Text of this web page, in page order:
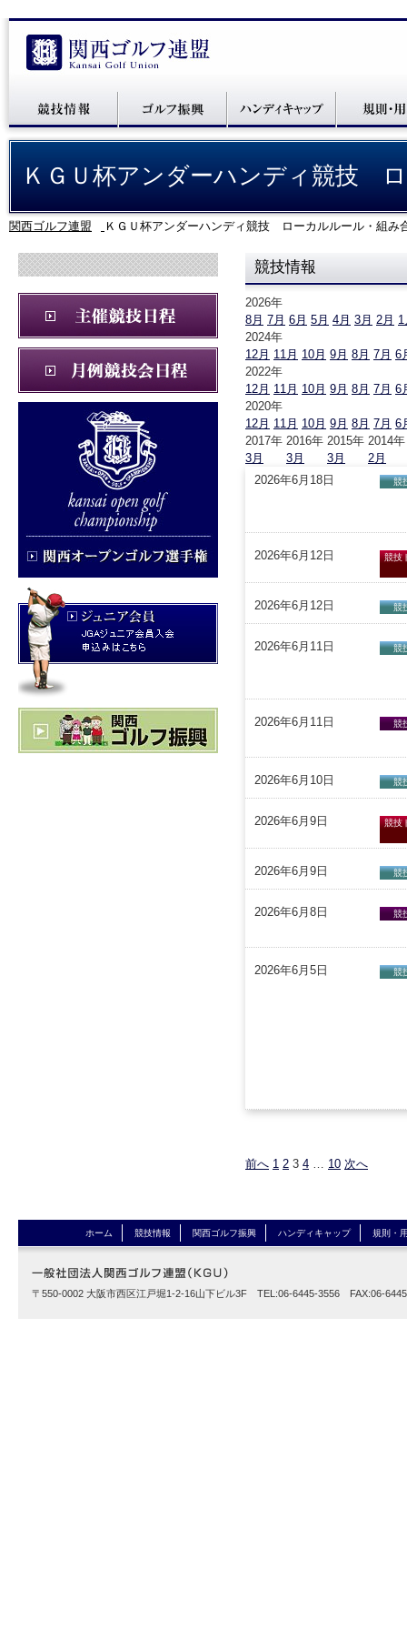
ＫＧＵ杯アンダーハンディ競技
関西ゴルフ連盟 ＫＧＵ杯アンダーハンディ競技 ローカルルール・組み
競技情報
2026年
8月 7月 6月 5月 4月 3月 2月 1
2024年
12月 11月 10月 9月 8月 7月 6
2022年
12月 11月 10月 9月 8月 7月 6
2020年
12月 11月 10月 9月 8月 7月 6
2017年
3月
2016年
3月
2015年
3月
2014年
2月
2026年6月18日
競
2026年6月12日 競技
2026年6月12日 競
2026年6月11日 競
2026年6月11日 競
2026年6月10日 競
2026年6月9日 競技
2026年6月9日 競
2026年6月8日 競
2026年6月5日 競
前へ 1 2 3 4 … 10 次へ
ホーム 競技情報 関西ゴルフ振興 ハンディキャップ 規則・
〒550-0002 大阪市西区江戸堀1-2-16山下ビル3F TEL:06-6445-3556 FAX:06-